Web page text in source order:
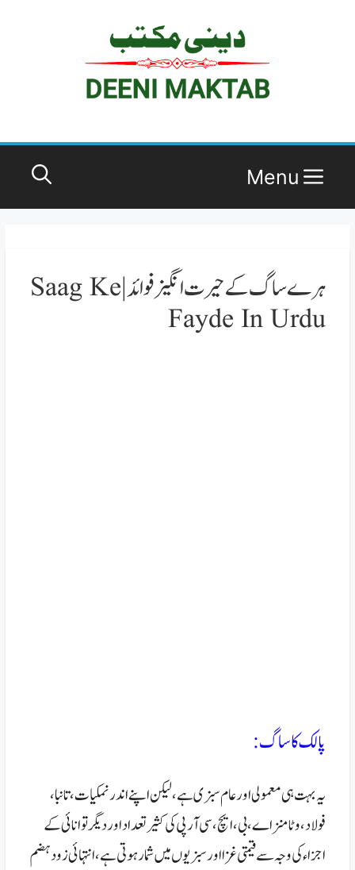
Menu
ہرے ساگ کے حیرت انگیز فوائد | Saag Ke
Fayde In Urdu
پالک کا ساگ:
یہ بہت ہی معمولی اور عام سبزی ہے، لیکن اپنے اندر نمکیات، تانبا،
فولاد، وٹامنز اے، بی، ایچ، سی آر پی کی کثیر تعداد اور دیگر توانائی کے
اجزاء کی وجہ سے قیمتی غزا اور سبزیوں میں شمار ہوتی ہے، انتہائی زود ہضم